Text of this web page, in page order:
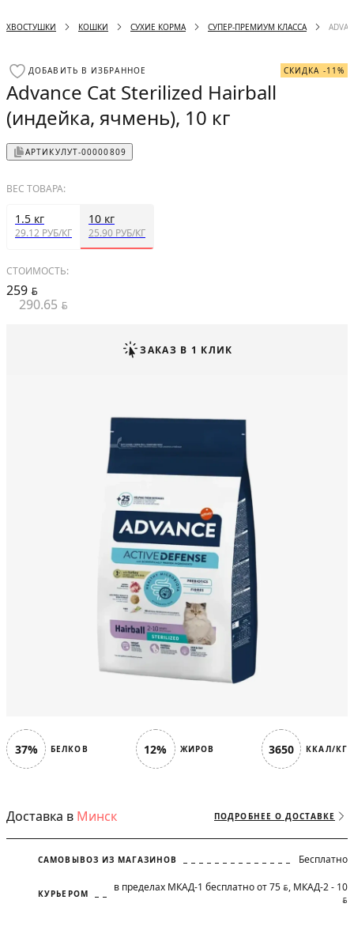
ХВОСТУШКИ КОШКИ СУХИЕ КОРМА СУПЕР-ПРЕМИУМ КЛАССА
37% БЕЛКОВ 12% ЖИРОВ 3650 ККАЛ/КГ
Доставка в Минск ПОДРОБНЕЕ О ДОСТАВКЕ
САМОВЫВОЗ ИЗ МАГАЗИНОВ Бесплатно
КУРЬЕРОМ в пределах МКАД-1 бесплатно от 75 BYN, МКАД-2 - 10
BYN
ДОБАВИТЬ В ИЗБРАННОЕ СКИДКА -11%
Advance Cat Sterilized Hairball
(индейка, ячмень), 10 кг
АРТИКУЛУТ-00000809
ВЕС ТОВАРА:
1.5 кг
29.12 РУБ/КГ
10 кг
25.90 РУБ/КГ
СТОИМОСТЬ:
259 BYN
290.65 BYN
ЗАКАЗ В 1 КЛИК